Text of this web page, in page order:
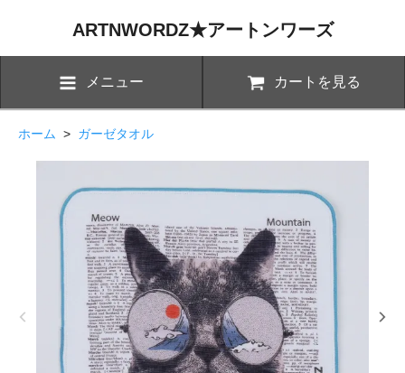
ARTNWORDZ★アートンワーズ
メニュー カートを見る
ホーム > ガーゼタオル